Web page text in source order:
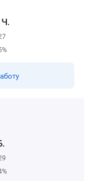
Ч.